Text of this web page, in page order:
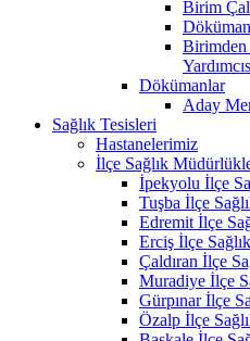
Birim
Birimden
Dökümanlar
Aday
Sağlık Tesisleri
Hastanelerimiz
İlçe Sağlık
İpekyolu İlçe
Tuşba İlçe
Edremit İlçe
Erciş İlçe
Çaldıran İlçe
Muradiye İlçe
Gürpınar İlçe
Özalp İlçe